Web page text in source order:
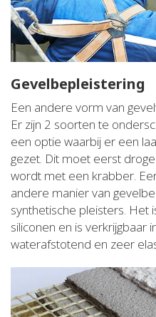
Gevelbepleistering
Een andere vorm van
Er zijn 2 soorten te
een optie waarbij er een
gezet. Dit moet eerst
wordt met een krabber.
andere manier van
synthetische pleisters. Het
siliconen en is verkrijgbaar
waterafstotend en zeer